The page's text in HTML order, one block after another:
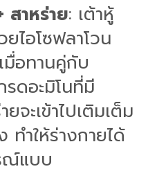
สาหร่าย: เต้าหู้
ไอโซฟลาโวน
มื่อทานคู่กับ
ดอะมิโนที่มี
จะเข้าไปเติมเต็ม
ทำให้ร่างกายได้
ณ์แบบ